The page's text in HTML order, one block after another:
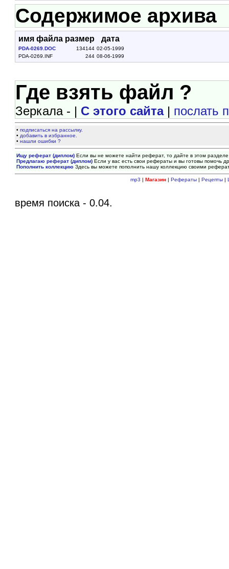
Содержимое архива
имя файла размер дата
PDA-0269.DOC 134144 02-05-1999
PDA-0269.INF
244 08-06-1999
Где взять файл ?
Зеркала - | С этого сайта| послать
•подписаться на рассылку.
• добавить в избранное.
•нашли ошибки ?
Ищу реферат (диплом) Если вы не можете найти реферат, то дайте в этом
Предлагаю реферат (диплом) Если у вас есть свои рефераты и вы готовы помочь
Пополнить коллекцию Здесь вы можете пополнить нашу коллекцию своими
mp3 | Магазин| Рефераты| Рецепты|
время поиска - 0.04.